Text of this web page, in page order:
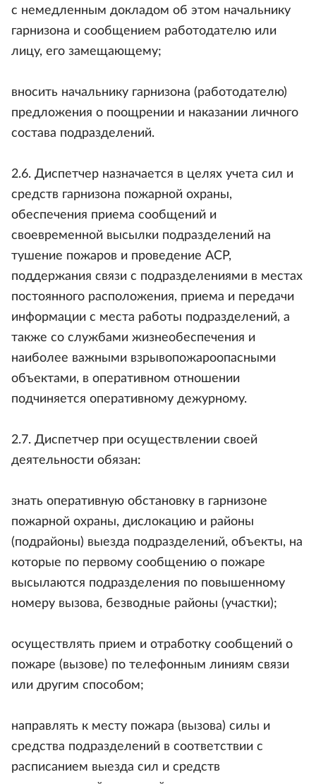
с немедленным докладом об этом начальнику
гарнизона и сообщением работодателю или
лицу, его замещающему;
вносить начальнику гарнизона (работодателю)
предложения о поощрении и наказании личного
состава подразделений.
2.6. Диспетчер назначается в целях учета сил и
средств гарнизона пожарной охраны,
обеспечения приема сообщений и
своевременной высылки подразделений на
тушение пожаров и проведение АСР,
поддержания связи с подразделениями в местах
постоянного расположения, приема и передачи
информации с места работы подразделений, а
также со службами жизнеобеспечения и
наиболее важными взрывопожароопасными
объектами, в оперативном отношении
подчиняется оперативному дежурному.
2.7. Диспетчер при осуществлении своей
деятельности обязан:
знать оперативную обстановку в гарнизоне
пожарной охраны, дислокацию и районы
(подрайоны) выезда подразделений, объекты, на
которые по первому сообщению о пожаре
высылаются подразделения по повышенному
номеру вызова, безводные районы (участки);
осуществлять прием и отработку сообщений о
пожаре (вызове) по телефонным линиям связи
или другим способом;
направлять к месту пожара (вызова) силы и
средства подразделений в соответствии с
расписанием выезда сил и средств